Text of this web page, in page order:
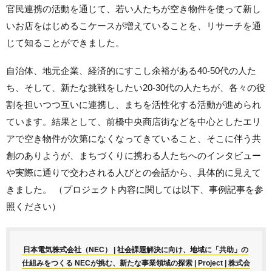
官民連携の活動を通じて、若い人たちが空き物件を使って新し
いお店をはじめるこケースが増えていることを、リサーチを通
じて知ることができました。
自治体、地元企業、経済的にすこし余裕がある40-50代の人た
ち、そして、新たな挑戦をしたい20-30代の人たちが、各々の役
割を担いつつ互いに連携し、まちを活性化する活動が進められ
ています。結果として、前橋中央商店街などを中心としたエリ
アで空き物件が次第になくなってきていること、そこに伴う共
創のありようが、まちづくりに携わる人たちへのインタビュー
や実際に通りで交わされる人びとの会話から、具体的に見えて
きました。 （プロジェクト内容に関しては以下、事例記事を参
照ください）
日本電気株式会社（NEC） | 社会課題解決に向け、地域に「共助」の
仕組みをつくる NECが挑む、新たな事業領域の探索 | Project | 株式会